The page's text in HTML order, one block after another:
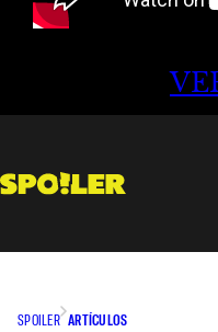
SPOILER ARTÍCULOS